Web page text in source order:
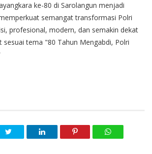
ke-80 di Sarolangun menjadi
semangat transformasi Polri
profesional, modern, dan semakin dekat
sesuai tema "80 Tahun Mengabdi, Polri